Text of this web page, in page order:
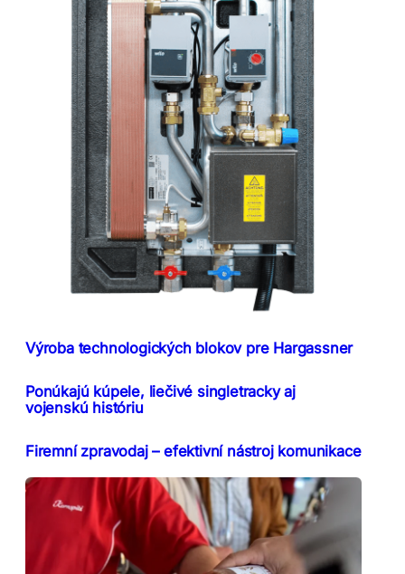
Výroba technologických blokov pre Hargassner
Ponúkajú kúpele, liečivé singletracky aj
vojenskú históriu
Firemní zpravodaj – efektivní nástroj komunikace